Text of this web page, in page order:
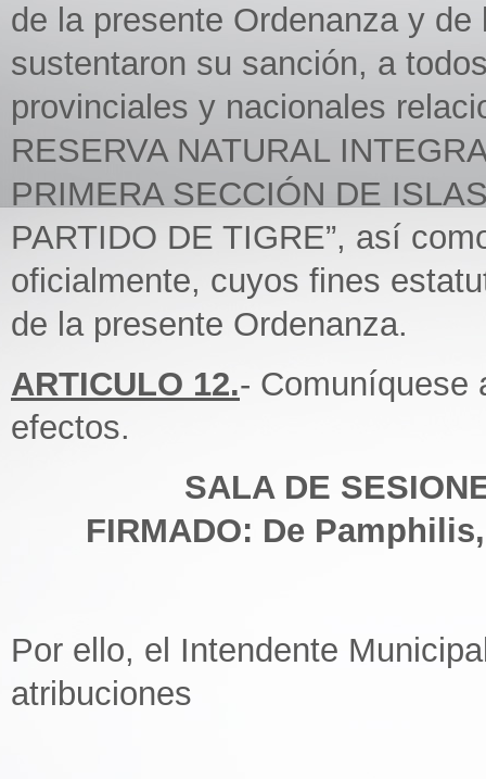
de la presente Ordenanza y
sustentaron su sanción, a
provinciales y nacionales
RESERVA NATURAL
PRIMERA SECCIÓN DE
PARTIDO DE TIGRE”, así
oficialmente, cuyos fines
de la presente Ordenanza.
ARTICULO 12.- Comuníquese
efectos.
SALA DE
FIRMADO: De
Por ello, el Intendente
atribuciones